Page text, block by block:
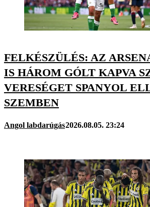
FELKÉSZÜLÉS: AZ
IS HÁROM GÓLT KAPVA
VERESÉGET SPANYOL
SZEMBEN
Angol labdarúgás2026.08.05. 23:24